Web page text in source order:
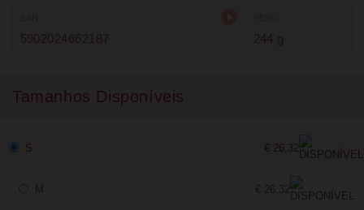
5902024662187 244 g
Tamanhos Disponíveis
S € 26,32
M € 26,32